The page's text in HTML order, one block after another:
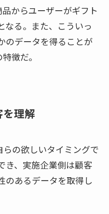
からユーザーがギフト
なる。また、こういっ
のデータを得ることが
徴だ。
理解
の欲しいタイミングで
き、実施企業側は顧客
のあるデータを取得し